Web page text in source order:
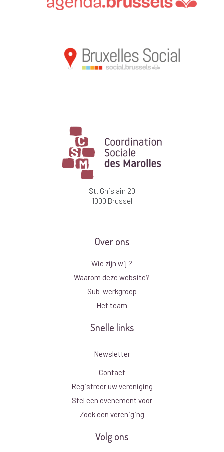
St. Ghislain 20
1000 Brussel
Over ons
Wie zijn wij ?
Waarom deze website?
Sub-werkgroep
Het team
Snelle links
Newsletter
Contact
Registreer uw vereniging
Stel een evenement voor
Zoek een vereniging
Volg ons